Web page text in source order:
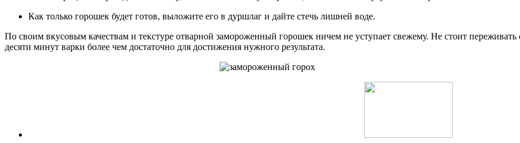
Как только горошек будет готов, выложите его в дуршлаг и дайте стечь лишней воде.
По своим вкусовым качествам и текстуре отварной замороженный горошек ничем не уступает свежему. Не стоит переживать
десяти минут варки более чем достаточно для достижения нужного результата.